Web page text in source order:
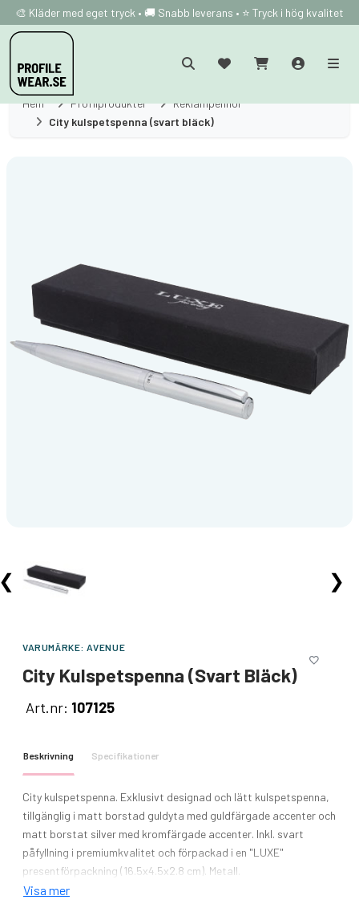
🎨 Kläder med eget tryck • 🚚 Snabb leverans • ⭐ Tryck i hög kvalitet
Hem Profilprodukter
Reklampennor
City kulspetspenna (svart bläck)
❯
VARUMÄRKE: AVENUE
City Kulspetspenna (svart Bläck)
Art.nr: 107125
Beskrivning Specifikationer
City kulspetspenna. Exklusivt designad och lätt kulspetspenna,
tillgänglig i matt borstad guldyta med guldfärgade accenter och
matt borstat silver med kromfärgade accenter. Inkl. svart
påfyllning i premiumkvalitet och förpackad i en "LUXE"
presentförpackning (16.5x4.5x2.8 cm). Metall.
Visa mer